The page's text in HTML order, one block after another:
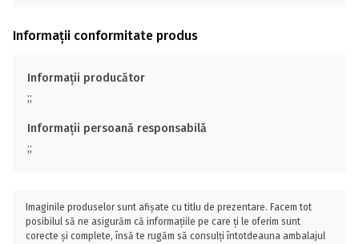
Informații conformitate produs
Informații producător
;;
Informații persoană responsabilă
;;
Imaginile produselor sunt afișate cu titlu de prezentare. Facem tot
posibilul să ne asigurăm că informațiile pe care ți le oferim sunt
corecte și complete, însă te rugăm să consulți întotdeauna ambalajul